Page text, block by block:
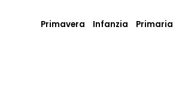
Primavera Infanzia Primaria